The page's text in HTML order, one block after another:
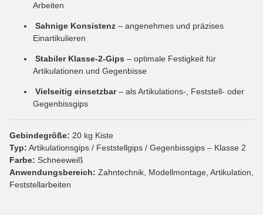
Arbeiten
Sahnige Konsistenz – angenehmes und präzises
Einartikulieren
Stabiler Klasse-2-Gips – optimale Festigkeit für
Artikulationen und Gegenbisse
Vielseitig einsetzbar– als Artikulations-, Feststell- oder
Gegenbissgips
Gebindegröße: 20 kg Kiste
Typ: Artikulationsgips / Feststellgips / Gegenbissgips – Klasse 2
Farbe: Schneeweiß
Anwendungsbereich: Zahntechnik, Modellmontage, Artikulation,
Feststellarbeiten